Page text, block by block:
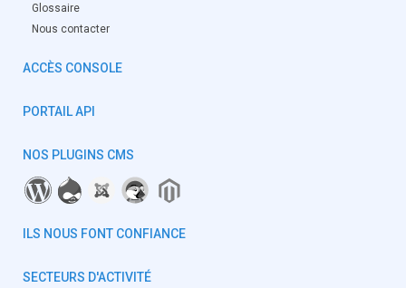
Glossaire
Nous contacter
ACCÈS CONSOLE
PORTAIL API
NOS PLUGINS CMS
ILS NOUS FONT CONFIANCE
SECTEURS D'ACTIVITÉ